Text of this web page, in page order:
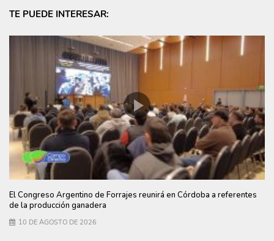
TE PUEDE INTERESAR:
El Congreso Argentino de Forrajes reunirá en Córdoba a referentes
de la producción ganadera
10 DE AGOSTO DE 2026